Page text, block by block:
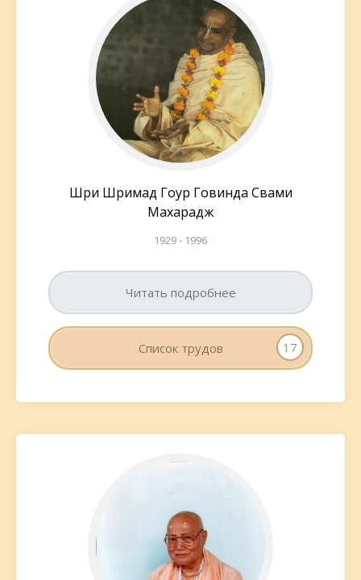
Шри Шримад Гоур Говинда Свами
Махарадж
1929 - 1996
Читать подробнее
Список трудов 17